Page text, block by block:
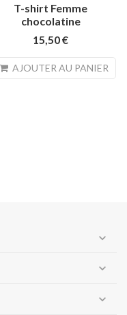
T-shirt Femme
chocolatine
15,50 €
AJOUTER AU PANIER
expand_more
expand_more
expand_more